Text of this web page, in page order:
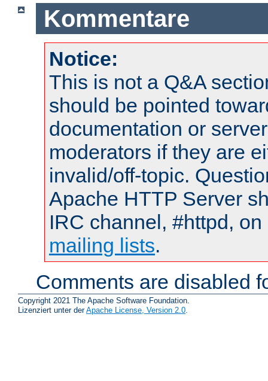
Kommentare
Notice:
This is not a Q&A
should be pointed
documentation or
moderators if they are
invalid/off-topic.
Apache HTTP Server
IRC channel, #httpd,
mailing lists.
Comments are disabled
Copyright 2021 The Apache Software Foundation.
Lizenziert unter derApache License, Version 2.0.